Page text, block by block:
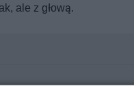
ale z głową.